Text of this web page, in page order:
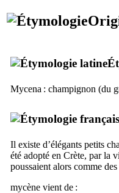
Mycena : champignon (du
Il existe d’élégants petits
été adopté en Crète, par la
poussaient alors comme
mycène vient de :